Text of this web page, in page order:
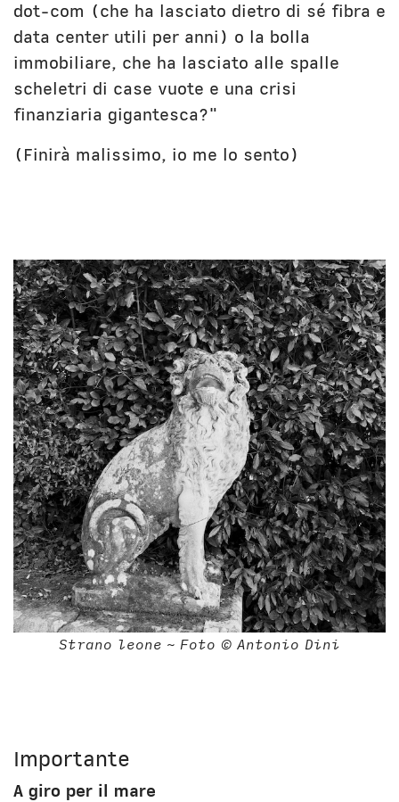
dot-com (che ha lasciato dietro di sé fibra e
data center utili per anni) o la bolla
immobiliare, che ha lasciato alle spalle
scheletri di case vuote e una crisi
finanziaria gigantesca?"
(Finirà malissimo, io me lo sento)
Strano leone ~ Foto © Antonio Dini
Importante
A giro per il mare